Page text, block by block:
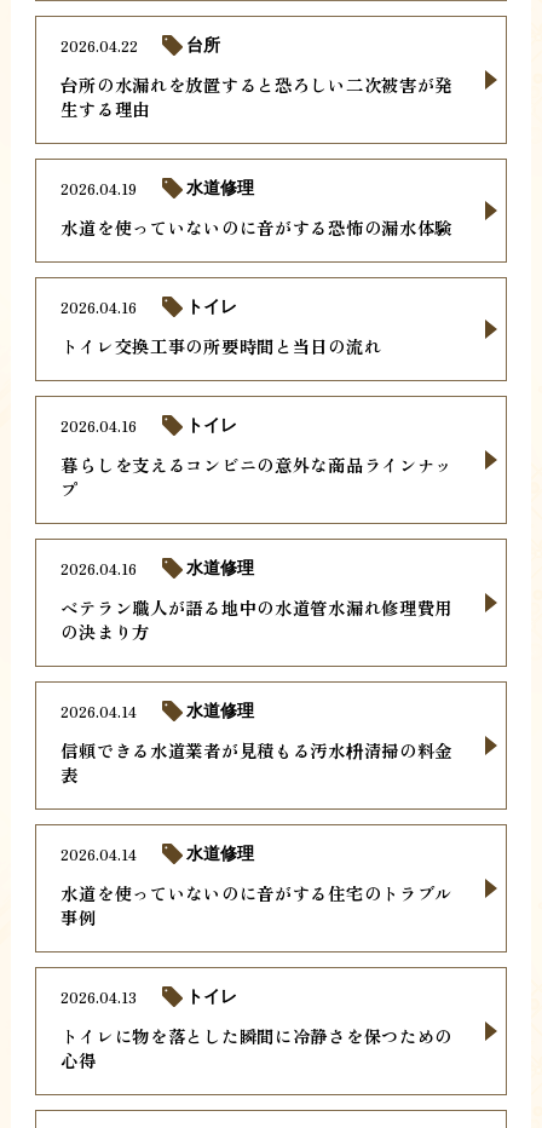
台所の水漏れを放置すると恐ろしい二次被害が発
生する理由
2026.04.22 台所
水道を使っていないのに音がする恐怖の漏水体験
2026.04.19 水道修理
トイレ交換工事の所要時間と当日の流れ
2026.04.16 トイレ
暮らしを支えるコンビニの意外な商品ラインナッ
プ
2026.04.16 トイレ
ベテラン職人が語る地中の水道管水漏れ修理費用
の決まり方
2026.04.16 水道修理
信頼できる水道業者が見積もる汚水枡清掃の料金
表
2026.04.14 水道修理
水道を使っていないのに音がする住宅のトラブル
事例
2026.04.14 水道修理
トイレに物を落とした瞬間に冷静さを保つための
心得
2026.04.13 トイレ